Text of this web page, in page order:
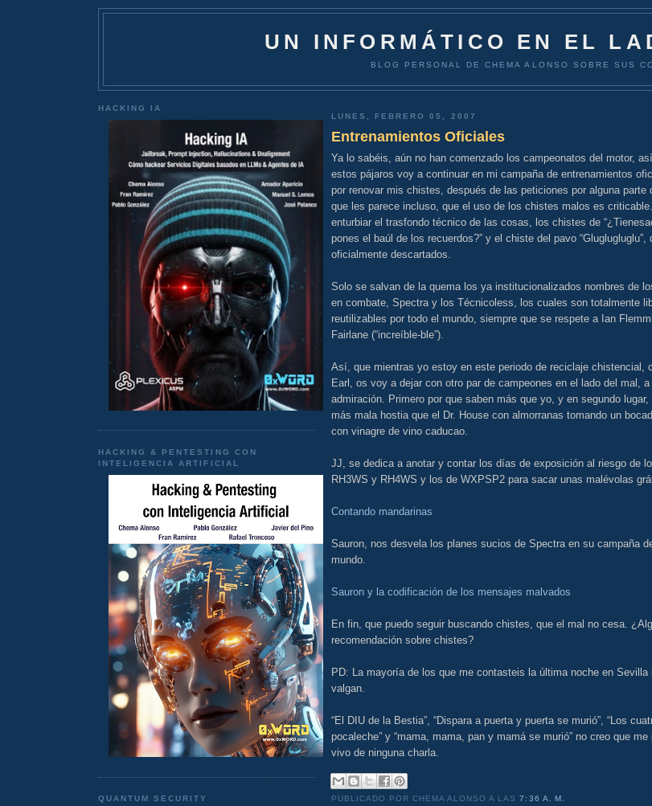
UN INFORMÁTICO EN EL
BLOG PERSONAL DE CHEMA ALONSO SOBRE SUS
HACKING IA
HACKING & PENTESTING CON
INTELIGENCIA ARTIFICIAL
QUANTUM SECURITY
LUNES, FEBRERO 05, 2007
Entrenamientos Oficiales
Ya lo sabéis, aún no han comenzado los campeonatos del motor,
estos pájaros voy a continuar en mi campaña de entrenamientos
por renovar mis chistes, después de las peticiones por alguna parte
que les parece incluso, que el uso de los chistes malos es
enturbiar el trasfondo técnico de las cosas, los chistes de
pones el baúl de los recuerdos?” y el chiste del pavo “Gluglugluglu”,
oficialmente descartados.
Solo se salvan de la quema los ya institucionalizados nombres de
en combate, Spectra y los Técnicoless, los cuales son totalmente
reutilizables por todo el mundo, siempre que se respete a Ian
Fairlane (“increíble-ble”).
Así, que mientras yo estoy en este periodo de reciclaje chistencial,
Earl, os voy a dejar con otro par de campeones en el lado del mal,
admiración. Primero por que saben más que yo, y en segundo lugar,
más mala hostia que el Dr. House con almorranas tomando un
con vinagre de vino caducao.
JJ, se dedica a anotar y contar los días de exposición al riesgo de
RH3WS y RH4WS y los de WXPSP2 para sacar unas malévolas
Contando mandarinas
Sauron, nos desvela los planes sucios de Spectra en su campaña
mundo.
Sauron y la codificación de los mensajes malvados
En fin, que puedo seguir buscando chistes, que el mal no cesa.
recomendación sobre chistes?
PD: La mayoría de los que me contasteis la última noche en Sevilla
valgan.
“El DIU de la Bestia”, “Dispara a puerta y puerta se murió”, “Los
pocaleche” y “mama, mama, pan y mamá se murió” no creo que
vivo de ninguna charla.
PUBLICADO POR CHEMA ALONSOA LAS7:36 A. M.